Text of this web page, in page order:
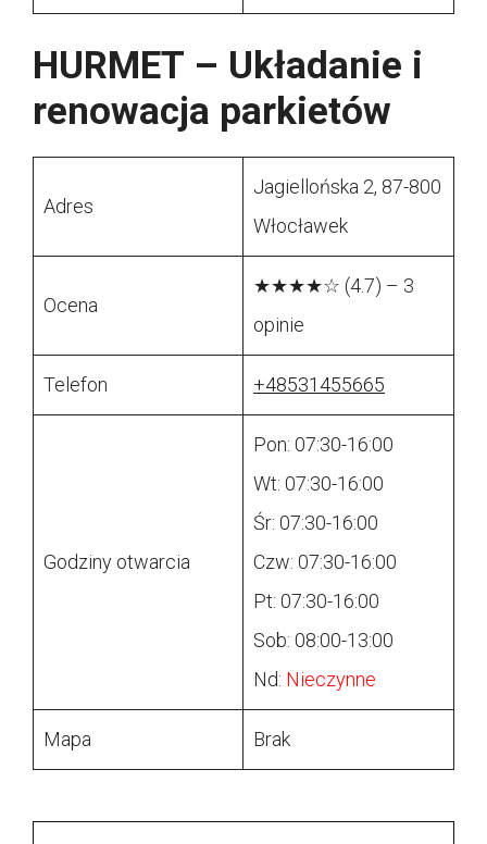
HURMET – Układanie i
renowacja parkietów
Adres
Jagiellońska 2, 87-800
Włocławek
Ocena
★★★★☆ (4.7) – 3
opinie
Telefon +48531455665
Godziny otwarcia
Pon: 07:30-16:00
Wt: 07:30-16:00
Śr: 07:30-16:00
Czw: 07:30-16:00
Pt: 07:30-16:00
Sob: 08:00-13:00
Nd: Nieczynne
Mapa Brak